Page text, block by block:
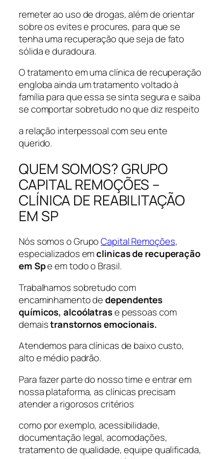
remeter ao uso de drogas, além de orientar
sobre os evites e procures, para que se
tenha uma recuperação que seja de fato
sólida e duradoura.
O tratamento em uma clínica de recuperação
engloba ainda um tratamento voltado à
família para que essa se sinta segura e saiba
se comportar sobretudo no que diz respeito
a relação interpessoal com seu ente
querido.
QUEM SOMOS? GRUPO
CAPITAL REMOÇÕES –
CLÍNICA DE REABILITAÇÃO
EM SP
Nós somos o GrupoCapital Remoções,
especializados emclinicas de recuperação
em Spe em todo o Brasil.
Trabalhamos sobretudo com
encaminhamento dedependentes
químicos, alcoólatrase pessoas com
demaistranstornos emocionais.
Atendemos para clínicas de baixo custo,
alto e médio padrão.
Para fazer parte do nosso time e entrar em
nossa plataforma, as clínicas precisam
atender a rigorosos critérios
como por exemplo, acessibilidade,
documentação legal, acomodações,
tratamento de qualidade, equipe qualificada,